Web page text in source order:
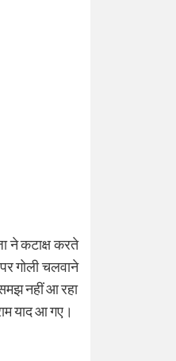
ने कटाक्ष करते
गोली चलवाने
नहीं आ रहा
याद आ गए।